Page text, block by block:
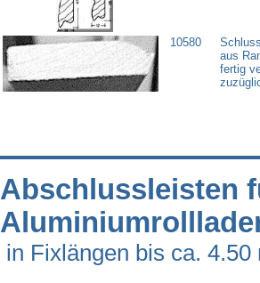
10580
aus
fertig
Abschlussleisten
in Fixlängen bis ca.